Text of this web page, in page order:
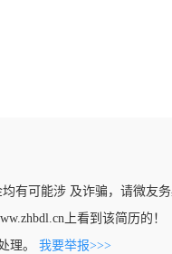
有可能涉 及诈骗，请微友务
上看到该简历的！
理。 我要举报>>>